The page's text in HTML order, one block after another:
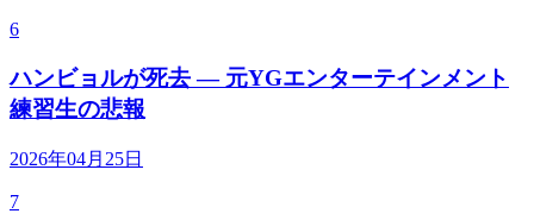
6
ハンビョルが死去 — 元YGエンターテインメント
練習生の悲報
2026年04月25日
7